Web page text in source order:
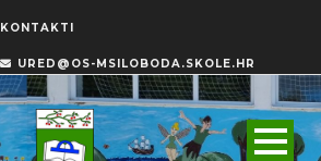
KONTAKTI
URED@OS-MSILOBODA.SKOLE.HR